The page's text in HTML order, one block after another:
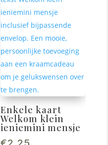
Enkele kaart
Welkom klein
ieniemini mensje